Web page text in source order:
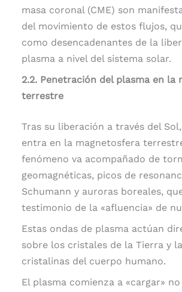
masa coronal (CME) son
del movimiento de estos flujos,
como desencadenantes de la
plasma a nivel del sistema solar.
2.2. Penetración del plasma en la
terrestre
Tras su liberación a través del
entra en la magnetosfera
fenómeno va acompañado de
geomagnéticas, picos de
Schumann y auroras boreales,
testimonio de la «afluencia» de
Estas ondas de plasma actúan
sobre los cristales de la Tierra y
cristalinas del cuerpo humano.
El plasma comienza a «cargar»